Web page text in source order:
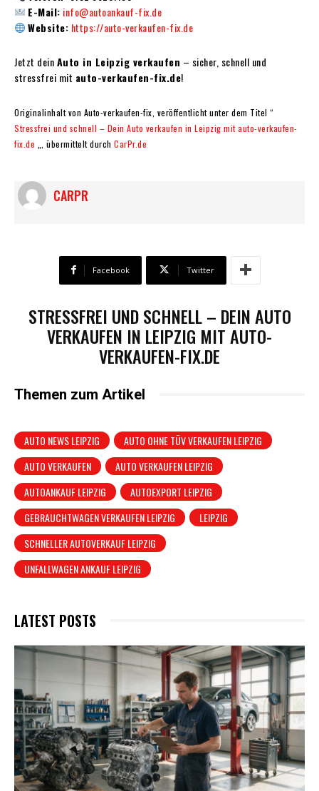
E-Mail: info@autoankauf-fix.de
Website: https://auto-verkaufen-fix.de
Jetzt deinAuto in Leipzig verkaufen – sicher, schnell und
stressfrei mit auto-verkaufen-fix.de!
Originalinhalt von Auto-verkaufen-fix, veröffentlicht unter dem Titel “
Stressfrei und schnell – Dein Auto verkaufen in Leipzig mit auto-verkaufen-
fix.de „, übermittelt durch CarPr.de
CARPR
Facebook Twitter
STRESSFREI UND SCHNELL – DEIN AUTO
VERKAUFEN IN LEIPZIG MIT AUTO-
VERKAUFEN-FIX.DE
Themen zum Artikel
AUTO NEWS LEIPZIG
AUTO OHNE TÜV VERKAUFEN LEIPZIG
AUTO VERKAUFEN
AUTO VERKAUFEN LEIPZIG
AUTOANKAUF LEIPZIG
AUTOEXPORT LEIPZIG
GEBRAUCHTWAGEN VERKAUFEN LEIPZIG
LEIPZIG
SCHNELLER AUTOVERKAUF LEIPZIG
UNFALLWAGEN ANKAUF LEIPZIG
LATEST POSTS